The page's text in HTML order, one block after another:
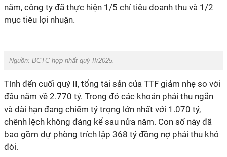
năm, công ty đã thực hiện 1/5 chỉ tiêu doanh thu và 1/2
mục tiêu lợi nhuận.
Nguồn: BCTC hợp nhất quý II/2025.
Tính đến cuối quý II, tổng tài sản của TTF giảm nhẹ so với
đầu năm về 2.770 tỷ. Trong đó các khoản phải thu ngắn
và dài hạn đang chiếm tỷ trọng lớn nhất với 1.070 tỷ,
chênh lệch không đáng kể sau nửa năm. Con số này đã
bao gồm dự phòng trích lập 368 tỷ đồng nợ phải thu khó
đòi.